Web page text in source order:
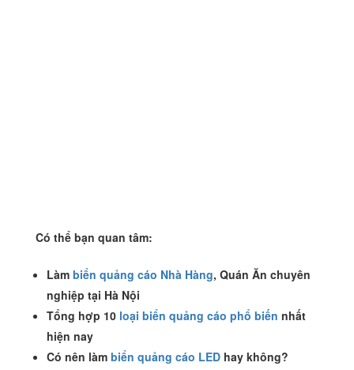
Có thể bạn quan tâm:
Làm biển quảng cáo Nhà Hàng, Quán Ăn chuyên
nghiệp tại Hà Nội
Tổng hợp 10loại biển quảng cáo phổ biến nhất
hiện nay
Có nên làm biển quảng cáo LEDhay không?